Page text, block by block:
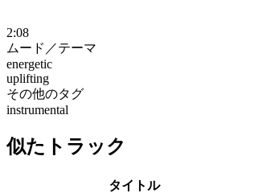
2:08
ムード／テーマ
energetic
uplifting
その他のタグ
instrumental
似たトラック
タイトル